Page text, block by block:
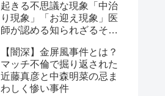
起きる不思議な現象「中治
り現象」「お迎え現象」医
師が認める知られざるその
【闇深】金屏風事件とは？
マッチ不倫で掘り返された
近藤真彦と中森明菜の忌ま
わしく惨い事件